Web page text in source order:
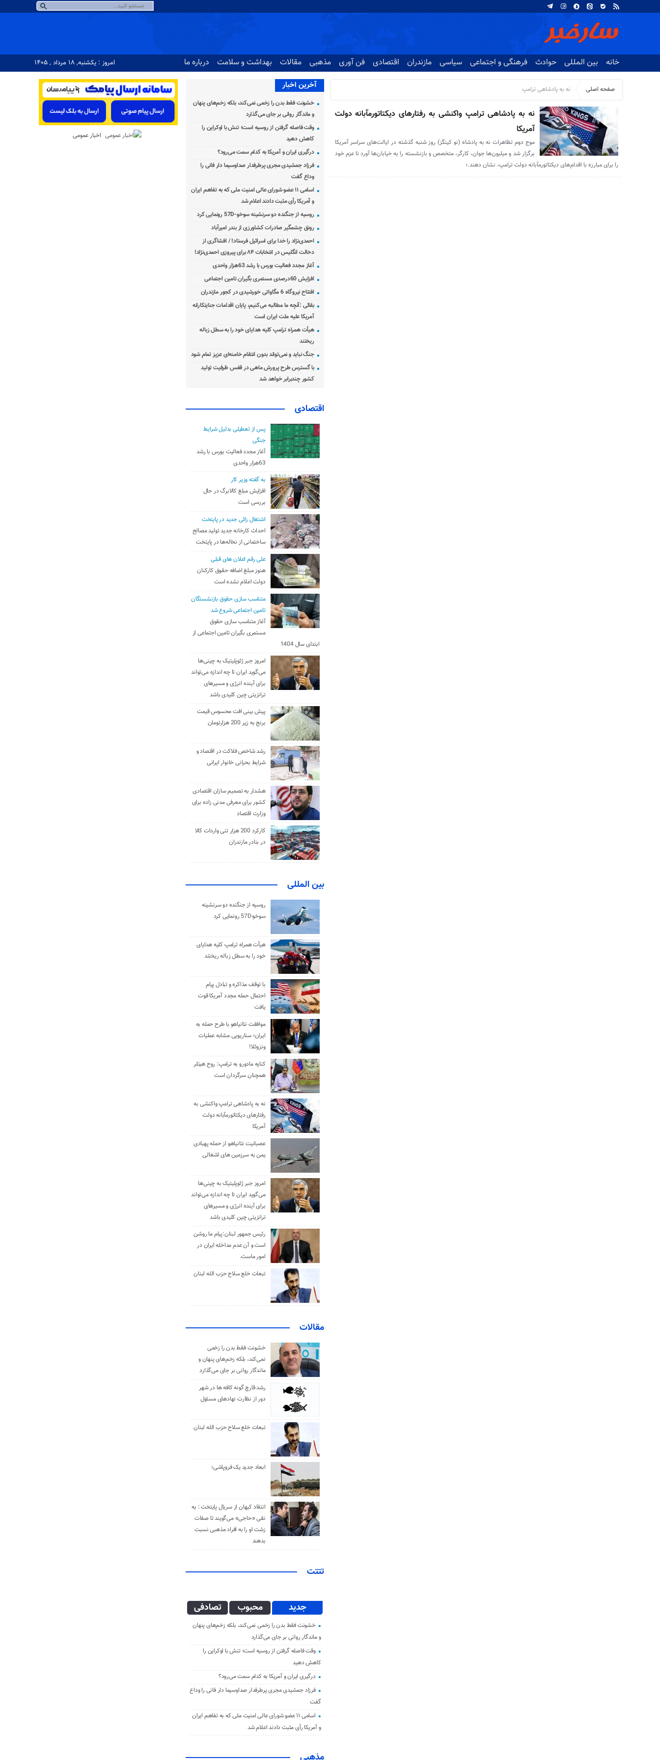
خانه بین المللی حوادث فرهنگی و اجتماعی سیاسی مازندران اقتصادی فن آوری مذهبی مقالات بهداشت و سلامت درباره ما امروز : یکشنبه, ۱۸ مرداد , ۱۴۰۵
صفحه اصلی نه به پادشاهی ترامپ
نه به پادشاهی ترامپ واکنشی به رفتارهای دیکتاتورمآبانه دولت
آمریکا
موج دوم تظاهرات نه به پادشاه (نو کینگز) روز شنبه گذشته در ایالت‌های سراسر آمریکا
برگزار شد و میلیون‌ها جوان، کارگر، متخصص و بازنشسته را به خیابان‌ها آورد تا عزم خود
را برای مبارزه با اقدام‌های دیکتاتورمآبانه دولت ترامپ، نشان دهند.؛
آخرین اخبار
خشونت فقط بدن را زخمی نمی‌کند، بلکه زخم‌های پنهان
و ماندگار روانی بر جای می‌گذارد
وقت فاصله گرفتن از روسیه است؛ تنش با اوکراین را
کاهش دهید
درگیری ایران و آمریکا به کدام سمت می‌رود؟
فرزاد جمشیدی مجری پرطرفدار صداوسیما دار فانی را
وداع گفت
اسامی ۱۱ عضو شورای عالی امنیت ملی که به تفاهم ایران
و آمریکا رأی مثبت دادند اعلام شد
روسیه از جنگنده دو سرنشینه سوخو-57D رونمایی کرد
رونق چشمگیر صادرات کشاورزی از بندر امیرآباد
احمدی‌نژاد را خدا برای اسرائیل فرستاد! / افشاگری از
دخالت انگلیس در انتخابات ۸۴ برای پیروزی احمدی‌نژاد!
آغاز مجدد فعالیت بورس با رشد 63هزار واحدی
افزایش 60درصدی مستمری بگیران تامین اجتماعی
افتتاح نیروگاه 6 مگاواتی خورشیدی در کجور مازندران
بقائی :آنچه ما مطالبه می‌کنیم، پایان اقدامات جنایتکارانه
آمریکا علیه ملت ایران است
هیأت همراه ترامپ کلیه هدایای خود را به سطل زباله
ریختند
جنگ نباید و نمی‌تواند بدون انتقام خامنه‌ای عزیز تمام شود
با گسترس طرح پرورش ماهی در قفس ظرفیت تولید
کشور چندبرابر خواهد شد
اقتصادی
پس از تعطیلی بدلیل شرایط
جنگی
آغاز مجدد فعالیت بورس با رشد
63هزار واحدی
به گفته وزیر کار
افزایش مبلغ کالابرگ در حال
بررسی است
اشتغال زائی جدید در پایتخت
احداث کارخانه جدید تولید مصالح
ساختمانی از نخاله‌ها در پایتخت
علی رقم اعلان های قبلی
هنوز مبلغ اضافه حقوق کارکنان
دولت اعلام نشده است
متناسب سازی حقوق بازنشستگان
تامین اجتماعی شروع شد
آغاز متناسب سازی حقوق
مستمری بگیران تامین اجتماعی از
ابتدای سال 1404
امروز جبر ژئوپلیتیک به چینی‌ها
می‌گوید ایران تا چه اندازه می‌تواند
برای آینده انرژی و مسیرهای
ترانزیتی چین کلیدی باشد
پیش بینی افت محسوس قیمت
برنج به زیر 200 هزارتومان
رشد شاخص فلاکت در اقتصاد و
شرایط بحرانی خانوار ایرانی
هشدار به تصمیم سازان اقتصادی
کشور برای معرفی مدنی زاده برای
وزارت اقتصاد
کارکرد 200 هزار تنی واردات کالا
در بنادر مازندران
بین المللی
روسیه از جنگنده دو سرنشینه
سوخو-57D رونمایی کرد
هیأت همراه ترامپ کلیه هدایای
خود را به سطل زباله ریختند
با توقف مذاکره و تبادل پیام
احتمال حمله مجدد آمریکا قوت
یافت
موافقت نتانیاهو با طرح حمله به
ایران؛ سناریویی مشابه عملیات
ونزوئلا!
کنایه مادورو به ترامپ: روح هیتلر
همچنان سرگردان است
نه به پادشاهی ترامپ واکنشی به
رفتارهای دیکتاتورمآبانه دولت
آمریکا
عصبانیت نتانیاهو از حمله پهبادی
یمن به سرزمین های اشغالی
امروز جبر ژئوپلیتیک به چینی‌ها
می‌گوید ایران تا چه اندازه می‌تواند
برای آینده انرژی و مسیرهای
ترانزیتی چین کلیدی باشد
رئیس جمهور لبنان:پیام ما روشن
است و آن عدم مداخله ایران در
امور ماست.
تبعات خلع سلاح حزب الله لبنان
مقالات
خشونت فقط بدن را زخمی
نمی‌کند، بلکه زخم‌های پنهان و
ماندگار روانی بر جای می‌گذارد
رشد قارچ گونه کافه ها در شهر
دور از نظارت نهادهای مسئول
تبعات خلع سلاح حزب الله لبنان
ابعاد جدید یک فروپاشی؛
انتقاد کیهان از سریال پایتخت : به
نقی «حاجی» می‌گویند تا صفات
زشت او را به افراد مذهبی نسبت
بدهند
تتتت
جدید محبوب تصادفی
خشونت فقط بدن را زخمی نمی‌کند، بلکه زخم‌های پنهان
و ماندگار روانی بر جای می‌گذارد
وقت فاصله گرفتن از روسیه است؛ تنش با اوکراین را
کاهش دهید
درگیری ایران و آمریکا به کدام سمت می‌رود؟
فرزاد جمشیدی مجری پرطرفدار صداوسیما دار فانی را وداع
گفت
اسامی ۱۱ عضو شورای عالی امنیت ملی که به تفاهم ایران
و آمریکا رأی مثبت دادند اعلام شد
مذهبی
اخبار عمومی